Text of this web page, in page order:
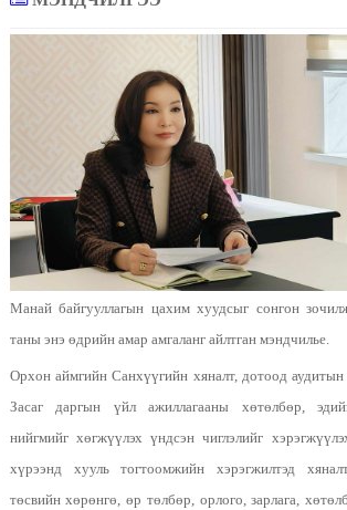
Манай байгууллагын цахим хуудсыг сонгон
таны энэ өдрийн амар амгаланг айлтган мэндчилье.
Орхон аймгийн Санхүүгийн хяналт, дотоод аудитын
Засаг даргын үйл ажиллагааны хөтөлбөр,
нийгмийг хөгжүүлэх үндсэн чиглэлийг
хүрээнд хууль тогтоомжийн хэрэгжилтэд
төсвийн хөрөнгө, өр төлбөр, орлого, зарлага,